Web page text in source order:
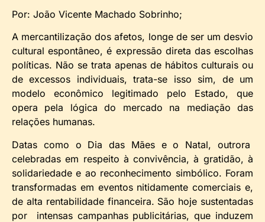
Por: João Vicente Machado Sobrinho;
A mercantilização dos afetos, longe de ser um desvio
cultural espontâneo, é expressão direta das escolhas
políticas. Não se trata apenas de hábitos culturais ou
de excessos individuais, trata-se isso sim, de um
modelo econômico legitimado pelo Estado, que
opera pela lógica do mercado na mediação das
relações humanas.
Datas como o Dia das Mães e o Natal, outrora
celebradas em respeito à convivência, à gratidão, à
solidariedade e ao reconhecimento simbólico. Foram
transformadas em eventos nitidamente comerciais e,
de alta rentabilidade financeira. São hoje sustentadas
por intensas campanhas publicitárias, que induzem